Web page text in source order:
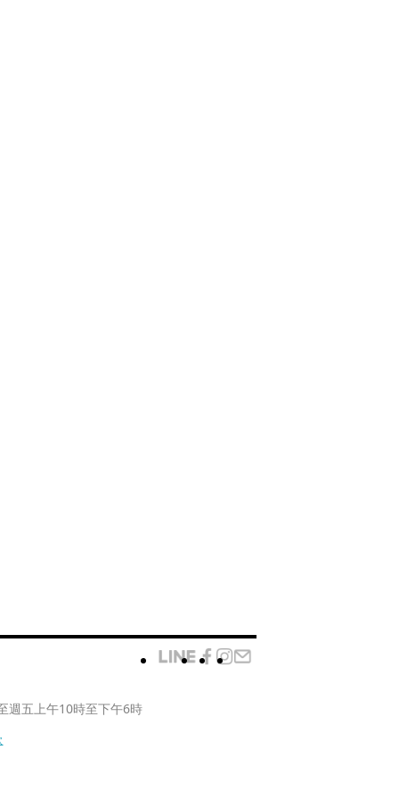
週五上午10時至下午6時